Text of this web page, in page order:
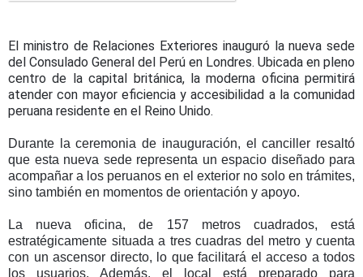
El ministro de Relaciones Exteriores inauguró la nueva sede
del Consulado General del Perú en Londres. Ubicada en pleno
centro de la capital británica, la moderna oficina permitirá
atender con mayor eficiencia y accesibilidad a la comunidad
peruana residente en el Reino Unido.
Durante la ceremonia de inauguración, el canciller resaltó
que esta nueva sede representa un espacio diseñado para
acompañar a los peruanos en el exterior no solo en trámites,
sino también en momentos de orientación y apoyo.
La nueva oficina, de 157 metros cuadrados, está
estratégicamente situada a tres cuadras del metro y cuenta
con un ascensor directo, lo que facilitará el acceso a todos
los usuarios. Además, el local está preparado para